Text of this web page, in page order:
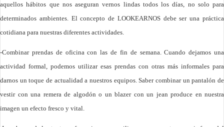
aquellos hábitos que nos aseguran vernos lindas todos los días, no solo para
determinados ambientes. El concepto de LOOKEARNOS debe ser una práctica
cotidiana para nuestras diferentes actividades.
-Combinar prendas de oficina con las de fin de semana. Cuando dejamos una
actividad formal, podemos utilizar esas prendas con otras más informales para
darnos un toque de actualidad a nuestros equipos. Saber combinar un pantalón de
vestir con una remera de algodón o un blazer con un jean produce en nuestra
imagen un efecto fresco y vital.